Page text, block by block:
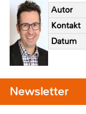
Autor
Kontakt
Datum
Newsletter